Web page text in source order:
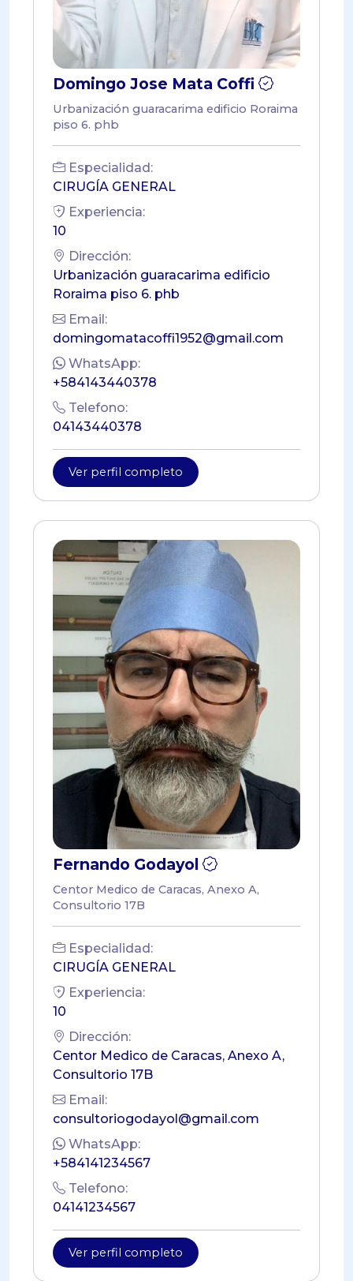
Domingo Jose Mata Coffi
Urbanización guaracarima edificio Roraima
piso 6. phb
Especialidad:
CIRUGÍA GENERAL
Experiencia:
10
Dirección:
Urbanización guaracarima edificio
Roraima piso 6. phb
Email:
domingomatacoffi1952@gmail.com
WhatsApp:
+584143440378
Telefono:
04143440378
Ver perfil completo
Fernando Godayol
Centor Medico de Caracas, Anexo A,
Consultorio 17B
Especialidad:
CIRUGÍA GENERAL
Experiencia:
10
Dirección:
Centor Medico de Caracas, Anexo A,
Consultorio 17B
Email:
consultoriogodayol@gmail.com
WhatsApp:
+584141234567
Telefono:
04141234567
Ver perfil completo